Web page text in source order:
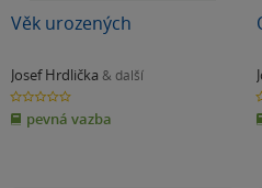
Věk urozených
Josef Hrdlička & další
0.0
z
5
hvězdiček
pevná vazba
z
5